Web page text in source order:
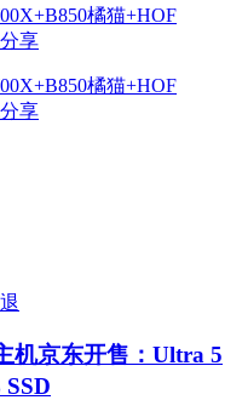
机京东开售：Ultra 5